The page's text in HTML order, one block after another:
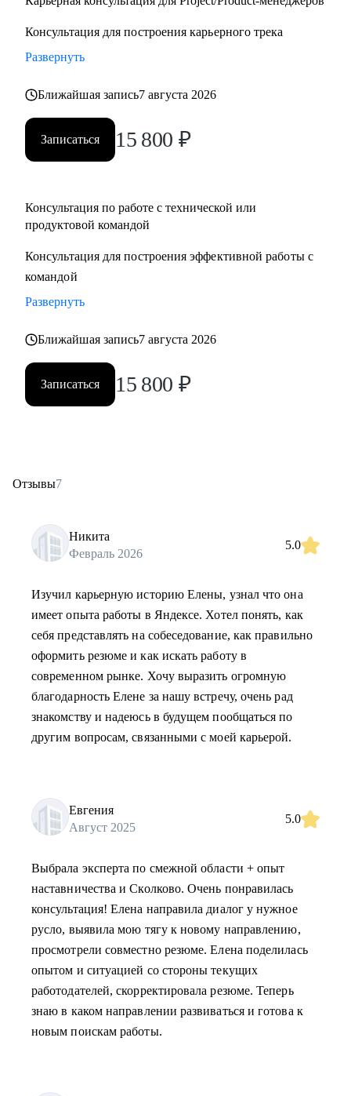
Консультация для построения карьерного трека
Развернуть
Ближайшая запись7 августа 2026
Записаться 15 800 ₽
Консультация по работе с технической или
продуктовой командой
Консультация для построения эффективной работы с
командой
Развернуть
Ближайшая запись7 августа 2026
Записаться 15 800 ₽
Отзывы7
Никита
Февраль 2026
5.0
Изучил карьерную историю Елены, узнал что она
имеет опыта работы в Яндексе. Хотел понять, как
себя представлять на собеседование, как правильно
оформить резюме и как искать работу в
современном рынке. Хочу выразить огромную
благодарность Елене за нашу встречу, очень рад
знакомству и надеюсь в будущем пообщаться по
другим вопросам, связанными с моей карьерой.
Евгения
Август 2025
5.0
Выбрала эксперта по смежной области + опыт
наставничества и Сколково. Очень понравилась
консультация! Елена направила диалог у нужное
русло, выявила мою тягу к новому направлению,
просмотрели совместно резюме. Елена поделилась
опытом и ситуацией со стороны текущих
работодателей, скорректировала резюме. Теперь
знаю в каком направлении развиваться и готова к
новым поискам работы.